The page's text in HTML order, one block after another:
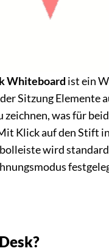
Whiteboard ist ein
Sitzung Elemente
zeichnen, was für
Klick auf den Stift
wird